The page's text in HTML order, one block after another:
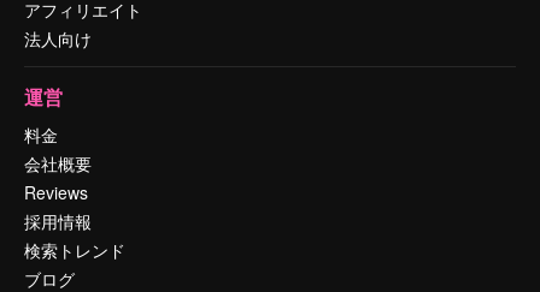
アフィリエイト
法人向け
運営
料金
会社概要
Reviews
採用情報
検索トレンド
ブログ